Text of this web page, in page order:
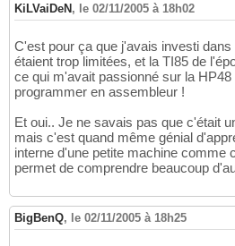
KiLVaiDeN, le 02/11/2005 à 18h02
C'est pour ça que j'avais investi
étaient trop limitées, et la TI85 de
ce qui m'avait passionné sur la
programmer en assembleur !
Et oui.. Je ne savais pas que c'était
mais c'est quand même génial
interne d'une petite machine comme
permet de comprendre beaucoup
BigBenQ, le 02/11/2005 à 18h25